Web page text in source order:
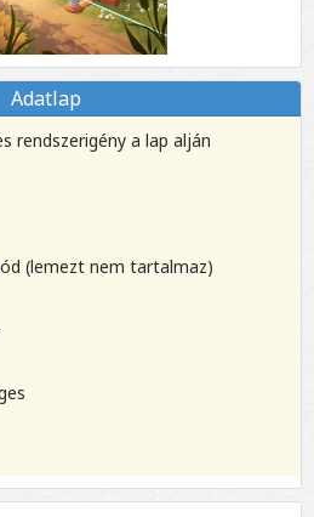
Adatlap
rendszerigény a lap alján
(lemezt nem tartalmaz)